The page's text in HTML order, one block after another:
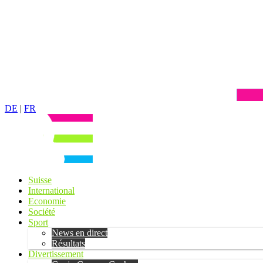
DE | FR
Suisse
International
Economie
Société
Sport
News en direct
Résultats
Divertissement